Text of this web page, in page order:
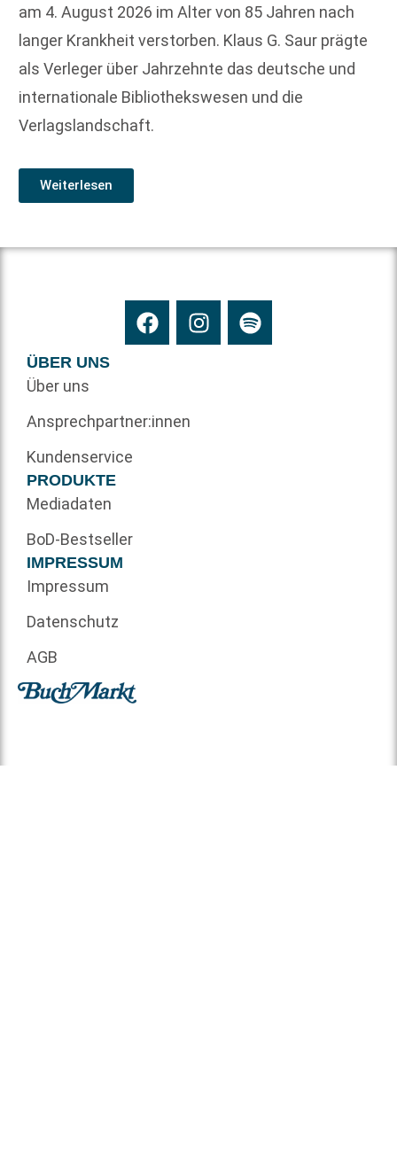
am 4. August 2026 im Alter von 85 Jahren nach
langer Krankheit verstorben. Klaus G. Saur prägte
als Verleger über Jahrzehnte das deutsche und
internationale Bibliothekswesen und die
Verlagslandschaft.
Weiterlesen
ÜBER UNS
Über uns
Ansprechpartner:innen
Kundenservice
PRODUKTE
Mediadaten
BoD-Bestseller
IMPRESSUM
Impressum
Datenschutz
AGB